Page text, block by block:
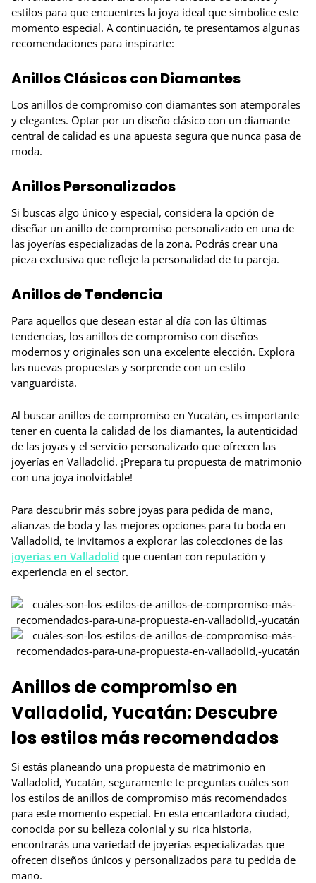
estilos para que encuentres la joya ideal que simbolice este
momento especial. A continuación, te presentamos algunas
recomendaciones para inspirarte:
Anillos Clásicos con Diamantes
Los anillos de compromiso con diamantes son atemporales
y elegantes. Optar por un diseño clásico con un diamante
central de calidad es una apuesta segura que nunca pasa de
moda.
Anillos Personalizados
Si buscas algo único y especial, considera la opción de
diseñar un anillo de compromiso personalizado en una de
las joyerías especializadas de la zona. Podrás crear una
pieza exclusiva que refleje la personalidad de tu pareja.
Anillos de Tendencia
Para aquellos que desean estar al día con las últimas
tendencias, los anillos de compromiso con diseños
modernos y originales son una excelente elección. Explora
las nuevas propuestas y sorprende con un estilo
vanguardista.
Al buscar anillos de compromiso en Yucatán, es importante
tener en cuenta la calidad de los diamantes, la autenticidad
de las joyas y el servicio personalizado que ofrecen las
joyerías en Valladolid. ¡Prepara tu propuesta de matrimonio
con una joya inolvidable!
Para descubrir más sobre joyas para pedida de mano,
alianzas de boda y las mejores opciones para tu boda en
Valladolid, te invitamos a explorar las colecciones de las
joyerías en Valladolid que cuentan con reputación y
experiencia en el sector.
Anillos de compromiso en
Valladolid, Yucatán: Descubre
los estilos más recomendados
Si estás planeando una propuesta de matrimonio en
Valladolid, Yucatán, seguramente te preguntas cuáles son
los estilos de anillos de compromiso más recomendados
para este momento especial. En esta encantadora ciudad,
conocida por su belleza colonial y su rica historia,
encontrarás una variedad de joyerías especializadas que
ofrecen diseños únicos y personalizados para tu pedida de
mano.